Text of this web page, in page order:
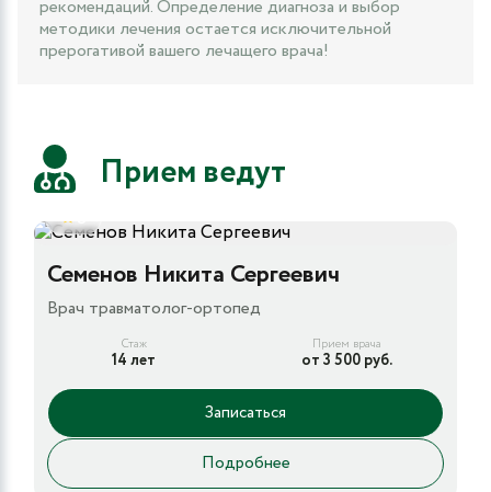
рекомендаций. Определение диагноза и выбор
методики лечения остается исключительной
прерогативой вашего лечащего врача!
Прием ведут
5
Семенов Никита Сергеевич
Врач травматолог-ортопед
Стаж
14 лет
Прием врача
от 3 500 руб.
Записаться
Подробнее